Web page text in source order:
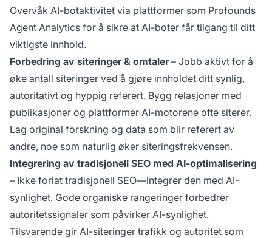
Overvåk AI-botaktivitet via plattformer som Profounds
Agent Analytics for å sikre at AI-boter får tilgang til ditt
viktigste innhold.
Forbedring av siteringer & omtaler– Jobb aktivt for å
øke antall siteringer ved å gjøre innholdet ditt synlig,
autoritativt og hyppig referert. Bygg relasjoner med
publikasjoner og plattformer AI-motorene ofte siterer.
Lag original forskning og data som blir referert av
andre, noe som naturlig øker siteringsfrekvensen.
Integrering av tradisjonell SEO med AI-optimalisering
– Ikke forlat tradisjonell SEO—integrer den med AI-
synlighet. Gode organiske rangeringer forbedrer
autoritetssignaler som påvirker AI-synlighet.
Tilsvarende gir AI-siteringer trafikk og autoritet som